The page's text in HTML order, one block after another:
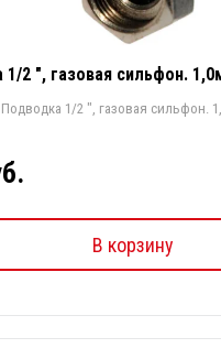
1/2 ", газовая сильфон.
Подводка 1/2 ", газовая сильфон.
В корзину